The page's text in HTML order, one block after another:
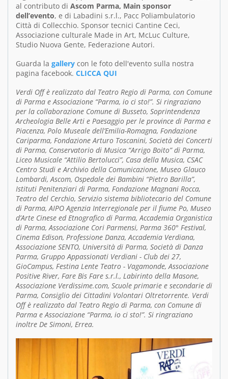
al contributo di Ascom Parma, Main sponsor
dell’evento, e di Labadini s.r.l., Pacc Poliambulatorio
Città di Collecchio. Sponsor tecnici Cantine Ceci,
Associazione culturale Made in Art, McLuc Culture,
Studio Nuova Gente, Federazione Autori.
Guarda la gallery con le foto dell'evento sulla nostra
pagina facebook. CLICCA QUI
Verdi Off è realizzato dal Teatro Regio di Parma, con Comune
di Parma e Associazione “Parma, io ci sto!”. Si ringraziano
per la collaborazione Comune di Busseto, Soprintendenza
Archeologia Belle Arti e Paesaggio per le province di Parma e
Piacenza, Polo Museale dell’Emilia-Romagna, Fondazione
Cariparma, Fondazione Arturo Toscanini, Società dei Concerti
di Parma, Conservatorio di Musica “Arrigo Boito” di Parma,
Liceo Musicale “Attilio Bertolucci”, Casa della Musica, CSAC
Centro Studi e Archivio della Comunicazione, Museo Glauco
Lombardi, Ascom, Ospedale dei Bambini “Pietro Barilla”,
Istituti Penitenziari di Parma, Fondazione Magnani Rocca,
Teatro del Cerchio, Servizio sistema bibliotecario del Comune
di Parma, AIPO Agenzia Interregionale per il fiume Po, Museo
d’Arte Cinese ed Etnografico di Parma, Accademia Organistica
di Parma, Associazione Cori Parmensi, Parma 360° Festival,
Cinema Edison, Professione Danza, Accademia Verdiana,
Associazione SENTO, Università di Parma, Società di Danza
Parma, Gruppo Appassionati Verdiani - Club dei 27,
GioCampus, Festina Lente Teatro - Vagamonde, Associazione
Positive River, Fare Bis Fare s.r.l., Labirinto della Masone,
Associazione Verdissime.com, Scuole primarie e secondarie di
Parma, Consiglio dei Cittadini Volontari Oltretorrente. Verdi
Off è realizzato dal Teatro Regio di Parma, con Comune di
Parma e Associazione “Parma, io ci sto!”. Si ringraziano
inoltre De Simoni, Errea.